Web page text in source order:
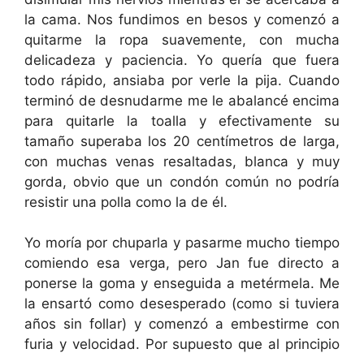
la cama. Nos fundimos en besos y comenzó a
quitarme la ropa suavemente, con mucha
delicadeza y paciencia. Yo quería que fuera
todo rápido, ansiaba por verle la pija. Cuando
terminó de desnudarme me le abalancé encima
para quitarle la toalla y efectivamente su
tamaño superaba los 20 centímetros de larga,
con muchas venas resaltadas, blanca y muy
gorda, obvio que un condón común no podría
resistir una polla como la de él.
Yo moría por chuparla y pasarme mucho tiempo
comiendo esa verga, pero Jan fue directo a
ponerse la goma y enseguida a metérmela. Me
la ensartó como desesperado (como si tuviera
años sin follar) y comenzó a embestirme con
furia y velocidad. Por supuesto que al principio